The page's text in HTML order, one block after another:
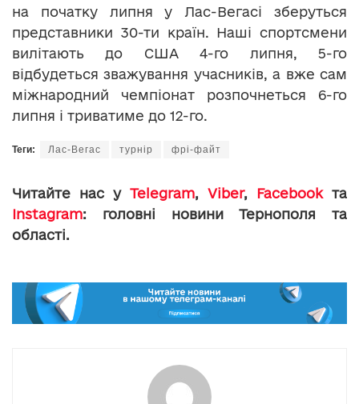
на початку липня у Лас-Вегасі зберуться
представники 30-ти країн. Наші спортсмени
вилітають до США 4-го липня, 5-го
відбудеться зважування учасників, а вже сам
міжнародний чемпіонат розпочнеться 6-го
липня і триватиме до 12-го.
Теги: Лас-Вегас турнір фрі-файт
Читайте нас у Telegram, Viber, Facebookта
Instagram: головні новини Тернополя та
області.